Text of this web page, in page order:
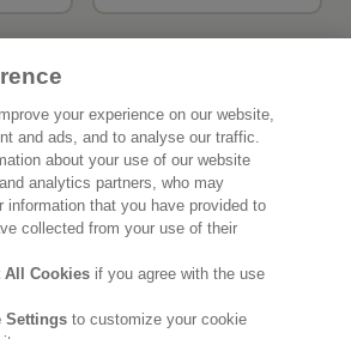
公式SNSアカウント
花王について
イノベーション
投資家情報
your experience on our website,
and ads, and to analyse our traffic.
about your use of our website
analytics partners, who may
information that you have provided to
collected from your use of their
All Cookies if you agree with the use
Settingsto customize your cookie